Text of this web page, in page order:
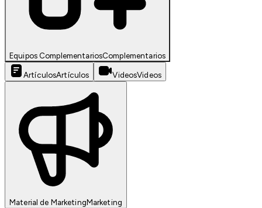
Equipos ComplementariosComplementarios
ArtículosArtículos VideosVideos
Material de MarketingMarketing